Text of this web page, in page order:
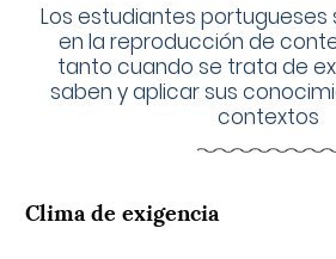
Los estudiantes portugueses
en la reproducción de
tanto cuando se trata de
saben y aplicar sus
contextos
Clima de exigencia